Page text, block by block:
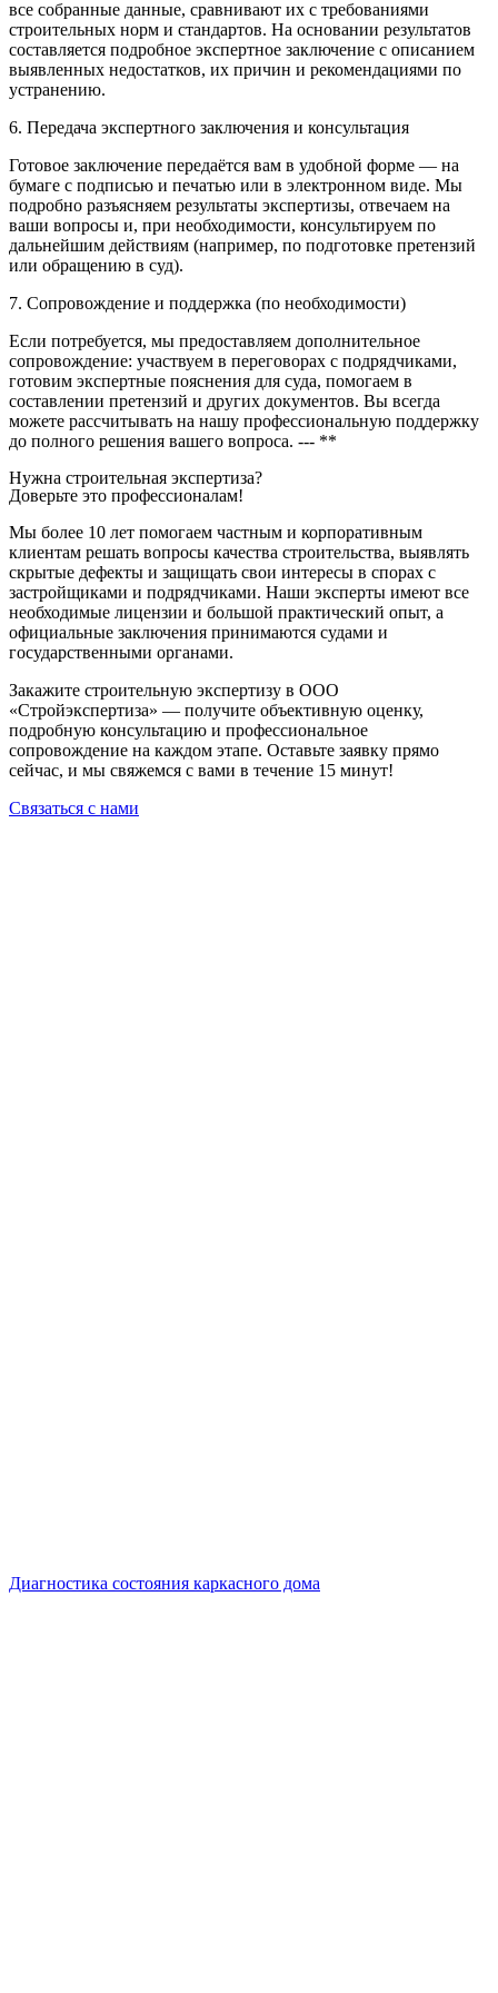
все собранные данные, сравнивают их с требованиями
строительных норм и стандартов. На основании результатов
составляется подробное экспертное заключение с описанием
выявленных недостатков, их причин и рекомендациями по
устранению.
6. Передача экспертного заключения и консультация
Готовое заключение передаётся вам в удобной форме — на
бумаге с подписью и печатью или в электронном виде. Мы
подробно разъясняем результаты экспертизы, отвечаем на
ваши вопросы и, при необходимости, консультируем по
дальнейшим действиям (например, по подготовке претензий
или обращению в суд).
7. Сопровождение и поддержка (по необходимости)
Если потребуется, мы предоставляем дополнительное
сопровождение: участвуем в переговорах с подрядчиками,
готовим экспертные пояснения для суда, помогаем в
составлении претензий и других документов. Вы всегда
можете рассчитывать на нашу профессиональную поддержку
до полного решения вашего вопроса. --- **
Нужна строительная экспертиза?
Доверьте это профессионалам!
Мы более 10 лет помогаем частным и корпоративным
клиентам решать вопросы качества строительства, выявлять
скрытые дефекты и защищать свои интересы в спорах с
застройщиками и подрядчиками. Наши эксперты имеют все
необходимые лицензии и большой практический опыт, а
официальные заключения принимаются судами и
государственными органами.
Закажите строительную экспертизу в ООО
«Стройэкспертиза» — получите объективную оценку,
подробную консультацию и профессиональное
сопровождение на каждом этапе. Оставьте заявку прямо
сейчас, и мы свяжемся с вами в течение 15 минут!
Связаться с нами
Диагностика состояния каркасного дома